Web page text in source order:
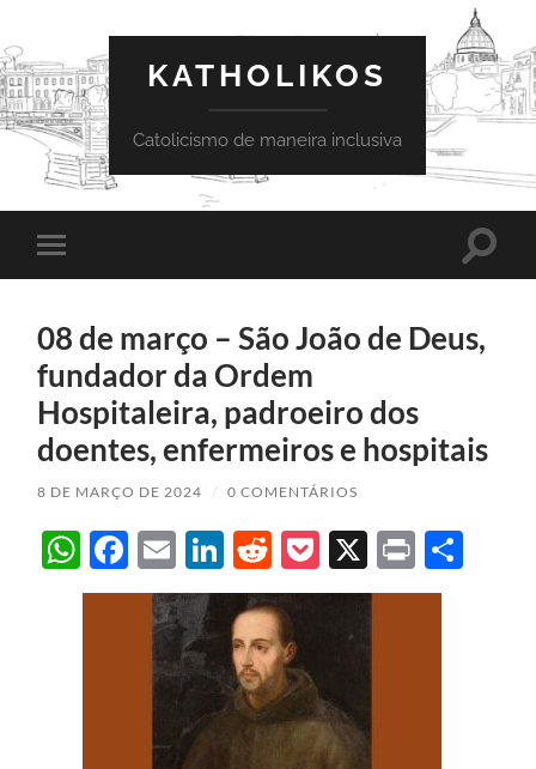
KATHOLIKOS
Catolicismo de maneira inclusiva
Toggle
mobile
Toggle
08 de março – São João de Deus,
fundador da Ordem
Hospitaleira, padroeiro dos
doentes, enfermeiros e hospitais
8 DE MARÇO DE 2024 / 0 COMENTÁRIOS
WhatsApp
Facebook
EmailLinkedIn
Reddit
Pocket
X Print